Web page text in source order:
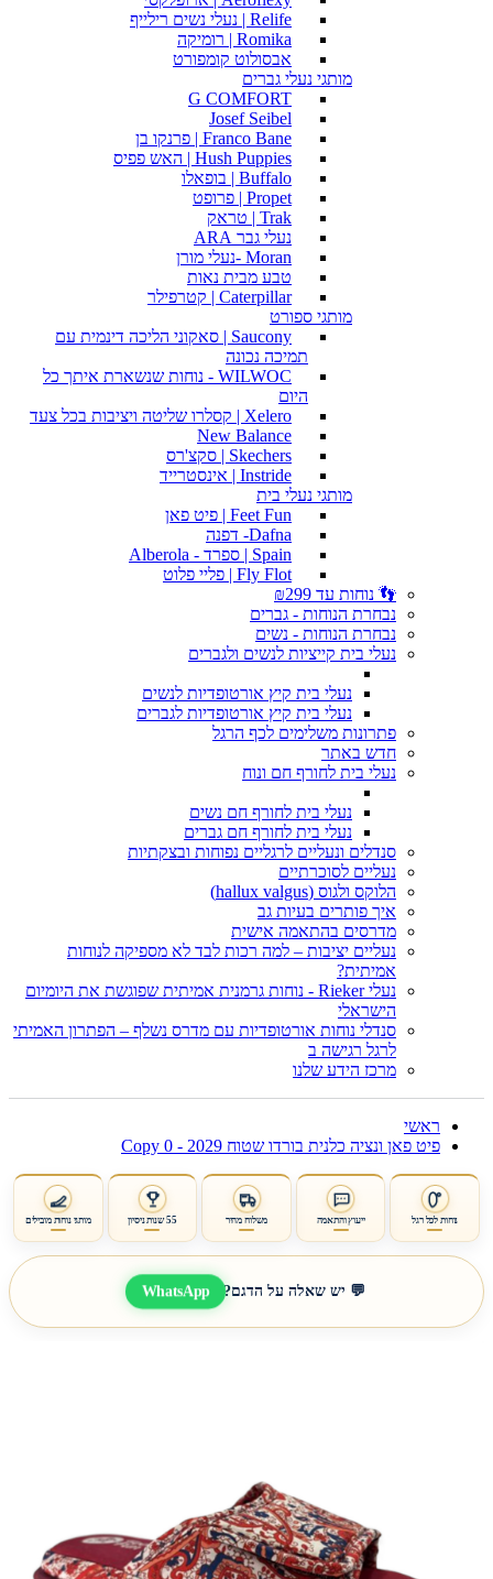
Relife | נעלי נשים רילייף
Romika | רומיקה
אבסולוט קומפורט
מותגי נעלי גברים
G COMFORT
Josef Seibel
Franco Bane | פרנקו בן
Hush Puppies | האש פפיס
Buffalo | בופאלו
Propet | פרופט
Trak | טראק
נעלי גבר ARA
Moran -נעלי מורן
טבע מבית נאות
Caterpillar | קטרפילר
מותגי ספורט
Saucony | סאקוני הליכה דינמית עם
תמיכה נכונה
WILWOC - נוחות שנשארת איתך כל
היום
Xelero | קסלרו שליטה ויציבות בכל צעד
New Balance
Skechers | סקצ'רס
Instride | אינסטרייד
מותגי נעלי בית
Feet Fun | פיט פאן
Dafna- דפנה
Spain | ספרד - Alberola
Fly Flot | פליי פלוט
👣 נוחות עד ₪299
נבחרת הנוחות - גברים
נבחרת הנוחות - נשים
נעלי בית קייציות לנשים ולגברים
נעלי בית קיץ אורטופדיות לנשים
נעלי בית קיץ אורטופדיות לגברים
פתרונות משלימים לכף הרגל
חדש באתר
נעלי בית לחורף חם ונוח
נעלי בית לחורף חם נשים
נעלי בית לחורף חם גברים
סנדלים ונעליים לרגליים נפוחות ובצקתיות
נעליים לסוכרתיים
הלוקס ולגוס (hallux valgus)
איך פותרים בעיות גב
מדרסים בהתאמה אישית
נעליים יציבות – למה רכות לבד לא מספיקה לנוחות
אמיתית?
נעלי Rieker - נוחות גרמנית אמיתית שפוגשת את היומיום
הישראלי
סנדלי נוחות אורטופדיות עם מדרס נשלף – הפתרון האמיתי
לרגל רגישה ב
מרכז הידע שלנו
ראשי
פיט פאן ונציה כלנית בורדו שטוח 2029 - Copy 0
נוחות לכל רגל ייעוץ והתאמה משלוח מהיר 55 שנות ניסיון מותגי נוחות מובילים
💬 יש שאלה על הדגם? WhatsApp